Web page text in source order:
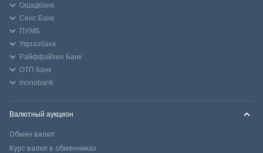
Ощадбанк
Сенс Банк
ПУМБ
Укргазбанк
Райффайзен Банк
ОТП банк
monobank
Валютный аукцион
Обмен валют
Курс валют в обменниках